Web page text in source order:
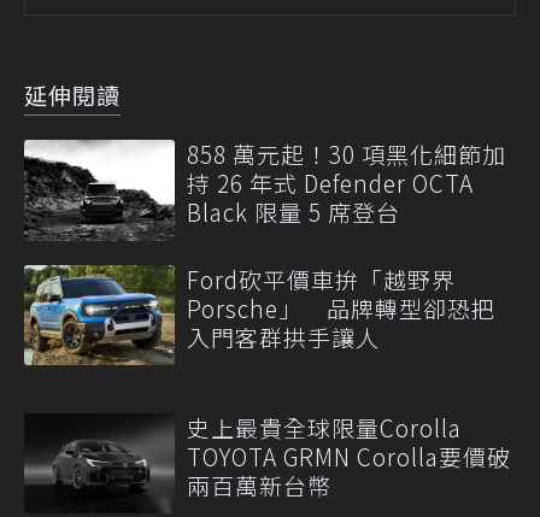
延伸閱讀
858 萬元起！30 項黑化細節加
持 26 年式 Defender OCTA
Black 限量 5 席登台
Ford砍平價車拚「越野界
Porsche」 品牌轉型卻恐把
入門客群拱手讓人
史上最貴全球限量Corolla
TOYOTA GRMN Corolla要價破
兩百萬新台幣